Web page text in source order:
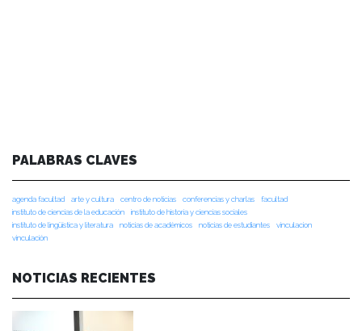
PALABRAS CLAVES
agenda facultad arte y cultura centro de noticias conferencias y charlas
facultad
instituto de ciencias de la educación
instituto de historia y ciencias sociales
instituto de lingüística y literatura
noticias de académicos noticias de estudiantes
vinculacion
vinculación
NOTICIAS RECIENTES